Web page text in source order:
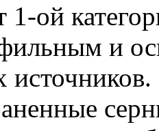
1-ой
и